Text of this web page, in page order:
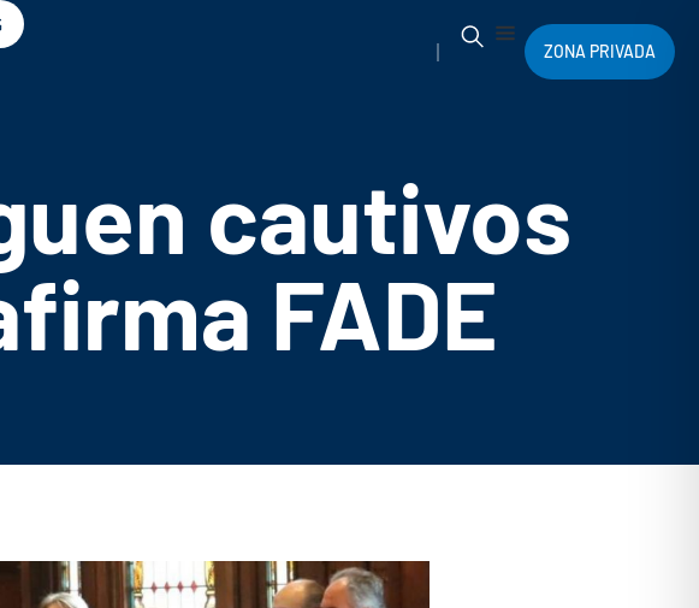
ZONA PRIVADA
cautivos
FADE